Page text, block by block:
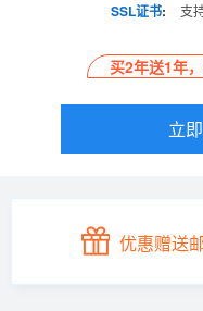
SSL证书: 支
买2年送1年
立
优惠赠送